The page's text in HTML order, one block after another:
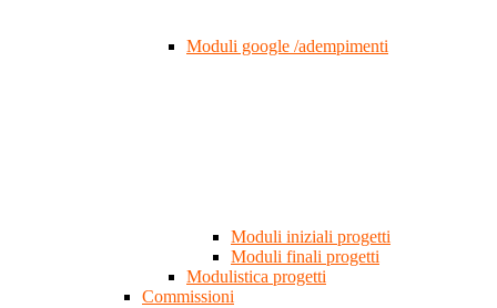
Moduli google /adempimenti
Moduli iniziali progetti
Moduli finali progetti
Modulistica progetti
Commissioni